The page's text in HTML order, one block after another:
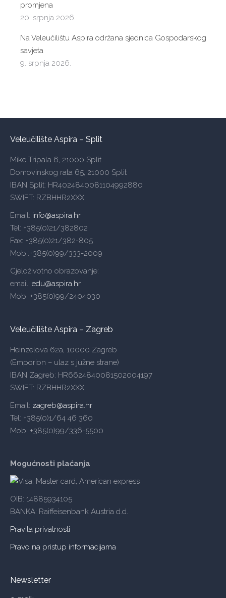
promjena
20. srpnja 2026.
Na Veleučilištu Aspira održana sjednica Gospodarskog
savjeta
9. srpnja 2026.
Veleučilište Aspira – Split
Mike Tripala 6, 21000 Split
Domovinskog rata 65, 21000 Split
IBAN Split: HR4024840081104992880
SWIFT: RZBHHR2XXX
Email: info@aspira.hr
Tel: +385(0)21/382802
Fax: +385(0)21/382-805
Mob.:+385(0)99/333-2009
Cjeloživotno obrazovanje:
email: edu@aspira.hr
Mob: +385(0)99/2404030
Veleučilište Aspira – Zagreb
Heinzelova 62a, 10000 Zagreb
(Emporion – ulaz s južne strane)
IBAN Zagreb: HR6624840081502004197
SWIFT: RZBHHR2XXX
Email: zagreb@aspira.hr
Tel: +385(0)1/64 46 360
Mob: +385(0)99/336-5500
Mogućnosti plaćanja
OIB: 14885934105
BANKA: Raiffeisenbank Austria d.d.
Pravila privatnosti
Pravo na pristup informacijama
Newsletter